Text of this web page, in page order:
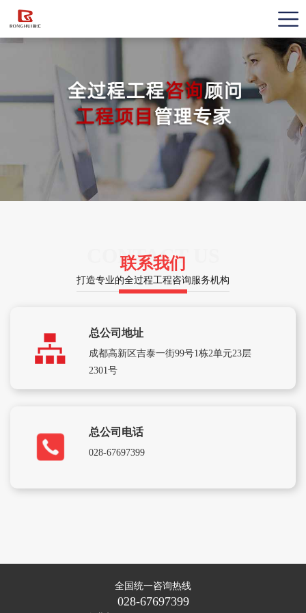
CONTACT US
联系我们
打造专业的全过程工程咨询服务机构
总公司地址
成都高新区吉泰一街99号1栋2单元23层
2301号
总公司电话
028-67697399
全国统一咨询热线
028-67697399